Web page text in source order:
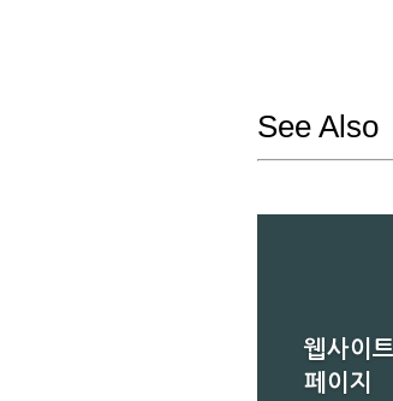
See Also
웹사이
페이지